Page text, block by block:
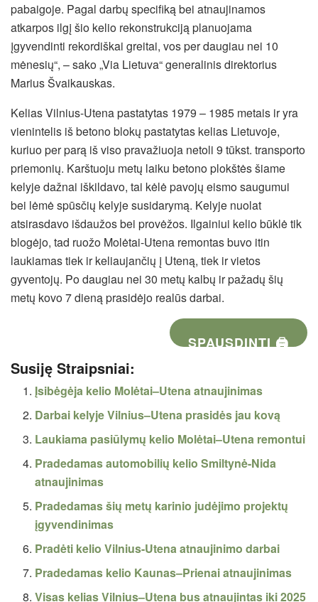
pabaigoje. Pagal darbų specifiką bei atnaujinamos
atkarpos ilgį šio kelio rekonstrukciją planuojama
įgyvendinti rekordiškai greitai, vos per daugiau nei 10
mėnesių“, – sako „Via Lietuva“ generalinis direktorius
Marius Švaikauskas.
Kelias Vilnius-Utena pastatytas 1979 – 1985 metais ir yra
vienintelis iš betono blokų pastatytas kelias Lietuvoje,
kuriuo per parą iš viso pravažiuoja netoli 9 tūkst. transporto
priemonių. Karštuoju metų laiku betono plokštės šiame
kelyje dažnai iškildavo, tai kėlė pavojų eismo saugumui
bei lėmė spūsčių kelyje susidarymą. Kelyje nuolat
atsirasdavo išdaužos bei provėžos. Ilgainiui kelio būklė tik
blogėjo, tad ruožo Molėtai-Utena remontas buvo itin
laukiamas tiek ir keliaujančių į Uteną, tiek ir vietos
gyventojų. Po daugiau nei 30 metų kalbų ir pažadų šių
metų kovo 7 dieną prasidėjo realūs darbai.
SPAUSDINTI 🖨
Susiję Straipsniai:
Įsibėgėja kelio Molėtai–Utena atnaujinimas
Darbai kelyje Vilnius–Utena prasidės jau kovą
Laukiama pasiūlymų kelio Molėtai–Utena remontui
Pradedamas automobilių kelio Smiltynė-Nida
atnaujinimas
Pradedamas šių metų karinio judėjimo projektų
įgyvendinimas
Pradėti kelio Vilnius-Utena atnaujinimo darbai
Pradedamas kelio Kaunas–Prienai atnaujinimas
Visas kelias Vilnius–Utena bus atnaujintas iki 2025